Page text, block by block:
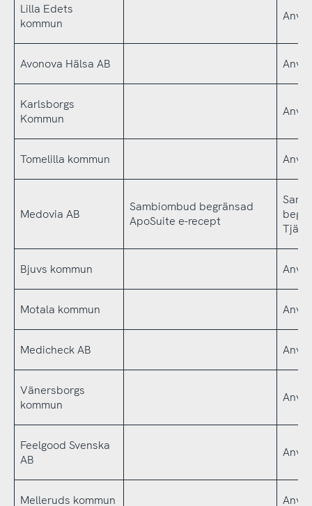
Lilla Edets
kommun
Avonova Hälsa AB
Karlsborgs
Kommun
Tomelilla kommun
Medovia AB
Sambiombud begränsad
ApoSuite e-recept
Bjuvs kommun
Motala kommun
Medicheck AB
Vänersborgs
kommun
Feelgood Svenska
AB
Melleruds kommun